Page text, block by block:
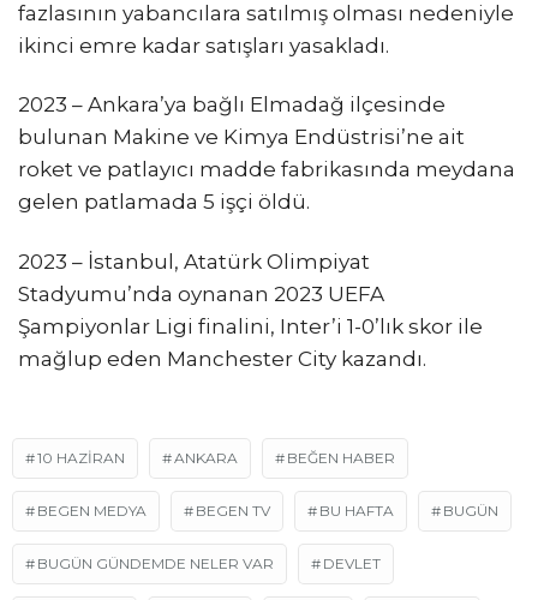
fazlasının yabancılara satılmış olması nedeniyle
ikinci emre kadar satışları yasakladı.
2023 – Ankara’ya bağlı Elmadağ ilçesinde
bulunan Makine ve Kimya Endüstrisi’ne ait
roket ve patlayıcı madde fabrikasında meydana
gelen patlamada 5 işçi öldü.
2023 – İstanbul, Atatürk Olimpiyat
Stadyumu’nda oynanan 2023 UEFA
Şampiyonlar Ligi finalini, Inter’i 1-0’lık skor ile
mağlup eden Manchester City kazandı.
10 HAZİRAN ANKARA BEĞEN HABER
BEGEN MEDYA BEGEN TV BU HAFTA BUGÜN
BUGÜN GÜNDEMDE NELER VAR DEVLET